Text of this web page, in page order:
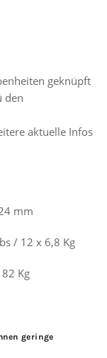
geknüpft
den
aktuelle Infos
mm
/ 12 x 6,8 Kg
Kg
geringe